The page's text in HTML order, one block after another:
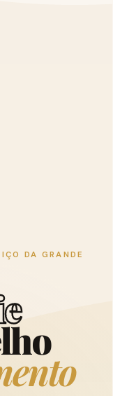
DA GRANDE
e
lho
ento